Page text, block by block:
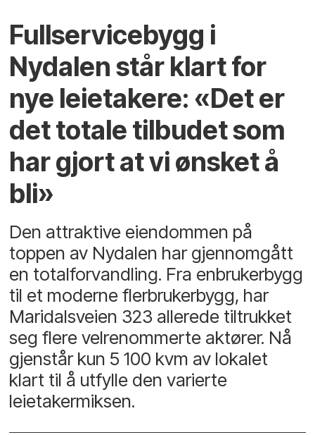
Fullservicebygg i
Nydalen står klart for
nye leietakere: «Det er
det totale tilbudet som
har gjort at vi ønsket å
bli»
Den attraktive eiendommen på
toppen av Nydalen har gjennomgått
en totalforvandling. Fra enbrukerbygg
til et moderne flerbrukerbygg, har
Maridalsveien 323 allerede tiltrukket
seg flere velrenommerte aktører. Nå
gjenstår kun 5 100 kvm av lokalet
klart til å utfylle den varierte
leietakermiksen.